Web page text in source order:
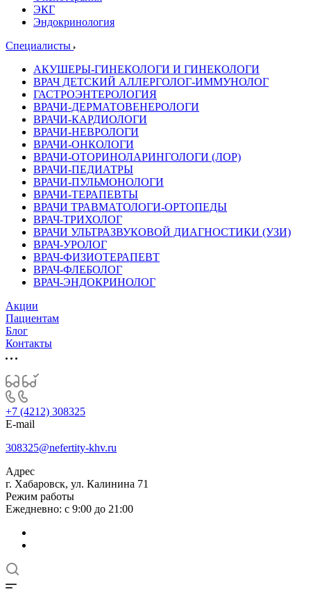
ЭКГ
Эндокринология
Специалисты
АКУШЕРЫ-ГИНЕКОЛОГИ И ГИНЕКОЛОГИ
ВРАЧ ДЕТСКИЙ АЛЛЕРГОЛОГ-ИММУНОЛОГ
ГАСТРОЭНТЕРОЛОГИЯ
ВРАЧИ-ДЕРМАТОВЕНЕРОЛОГИ
ВРАЧИ-КАРДИОЛОГИ
ВРАЧИ-НЕВРОЛОГИ
ВРАЧИ-ОНКОЛОГИ
ВРАЧИ-ОТОРИНОЛАРИНГОЛОГИ (ЛОР)
ВРАЧИ-ПЕДИАТРЫ
ВРАЧИ-ПУЛЬМОНОЛОГИ
ВРАЧИ-ТЕРАПЕВТЫ
ВРАЧИ ТРАВМАТОЛОГИ-ОРТОПЕДЫ
ВРАЧ-ТРИХОЛОГ
ВРАЧИ УЛЬТРАЗВУКОВОЙ ДИАГНОСТИКИ (УЗИ)
ВРАЧ-УРОЛОГ
ВРАЧ-ФИЗИОТЕРАПЕВТ
ВРАЧ-ФЛЕБОЛОГ
ВРАЧ-ЭНДОКРИНОЛОГ
Акции
Пациентам
Блог
Контакты
+7 (4212) 308325
E-mail
308325@nefertity-khv.ru
Адрес
г. Хабаровск, ул. Калинина 71
Режим работы
Ежедневно: с 9:00 до 21:00